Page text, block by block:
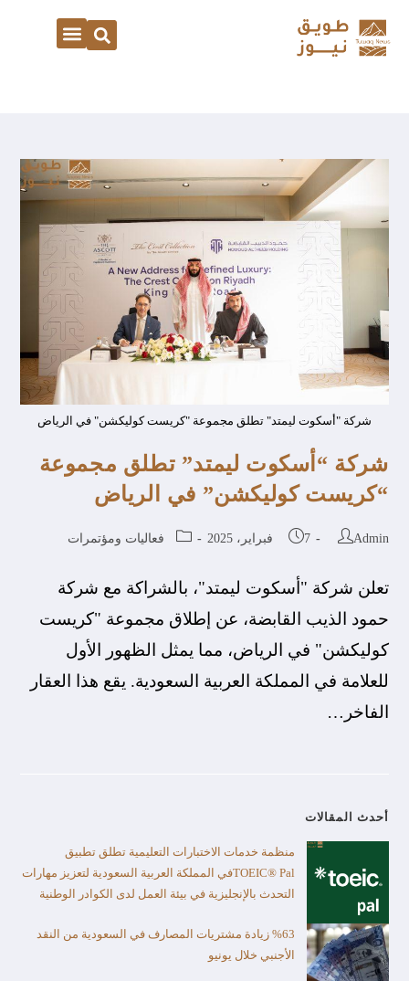
شركة "أسكوت ليمتد" تطلق مجموعة "كريست كوليكشن" في الرياض
شركة “أسكوت ليمتد” تطلق مجموعة
“كريست كوليكشن” في الرياض
Admin 7 فبراير، 2025 فعاليات ومؤتمرات
تعلن شركة "أسكوت ليمتد"، بالشراكة مع شركة
حمود الذيب القابضة، عن إطلاق مجموعة "كريست
كوليكشن" في الرياض، مما يمثل الظهور الأول
للعلامة في المملكة العربية السعودية. يقع هذا العقار
الفاخر…
أحدث المقالات
منظمة خدمات الاختبارات التعليمية تطلق تطبيق
TOEIC® Palفي المملكة العربية السعودية لتعزيز مهارات
التحدث بالإنجليزية في بيئة العمل لدى الكوادر الوطنية
%63 زيادة مشتريات المصارف في السعودية من النقد
الأجنبي خلال يونيو